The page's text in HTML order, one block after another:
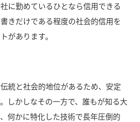
に勤めているひとなら信用できる
きだけである程度の社会的信用を
があります。
統と社会的地位があるため、安定
しかしなその一方で、誰もが知る大
何かに特化した技術で長年圧倒的